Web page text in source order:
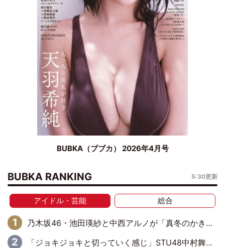
BUBKA（ブブカ） 2026年4月号
BUBKA RANKING 5:30更新
アイドル・芸能 総合
乃木坂46・池田瑛紗と中西アルノが「真冬のかき氷」騒動で火花散らす！ 因縁の裏にあるのは、逆境をともに“凌”ぐ似た者同士の絆
「ジョキジョキと切っていく感じ」STU48中村舞、新しい挑戦は自らの手で